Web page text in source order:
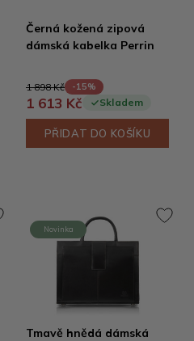
Černá kožená zipová
dámská kabelka Perrin
1 898 Kč -15%
1 613 Kč Skladem
PŘIDAT DO KOŠÍKU
Novinka
Tmavě hnědá dámská